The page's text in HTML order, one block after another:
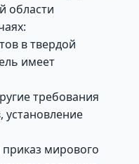
области
в твердой
имеет
требования
установление
мирового